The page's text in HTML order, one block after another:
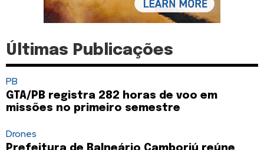
Últimas Publicações
PB
GTA/PB registra 282 horas de voo em
missões no primeiro semestre
Drones